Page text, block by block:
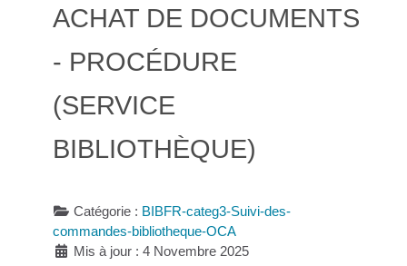
ACHAT DE DOCUMENTS
- PROCÉDURE
(SERVICE
BIBLIOTHÈQUE)
Catégorie : BIBFR-categ3-Suivi-des-
commandes-bibliotheque-OCA
Mis à jour : 4 Novembre 2025